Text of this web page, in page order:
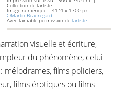
Collection de l’artiste
Image numérique | 4174 x 1700 px
©Martin Beauregard
Avec l’aimable permission de l’artiste
visuelle et écriture,
du phénomène, celui-
mélodrames, films policiers,
films érotiques ou films